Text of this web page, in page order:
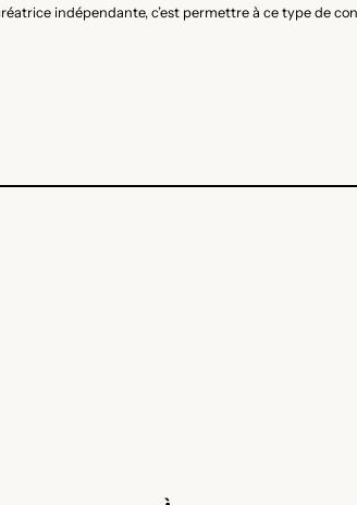
indépendante, c’est permettre à ce type de